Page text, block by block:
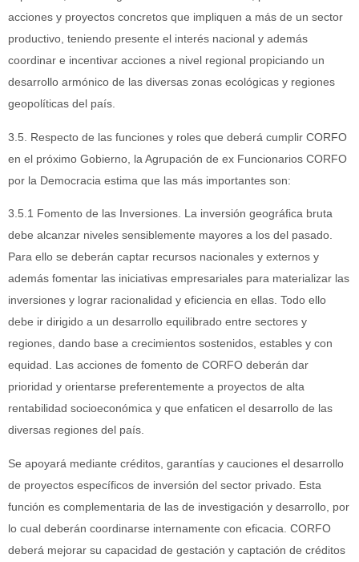
acciones y proyectos concretos que impliquen a más de un sector
productivo, teniendo presente el interés nacional y además
coordinar e incentivar acciones a nivel regional propiciando un
desarrollo armónico de las diversas zonas ecológicas y regiones
geopolíticas del país.
3.5. Respecto de las funciones y roles que deberá cumplir CORFO
en el próximo Gobierno, la Agrupación de ex Funcionarios CORFO
por la Democracia estima que las más importantes son:
3.5.1 Fomento de las Inversiones. La inversión geográfica bruta
debe alcanzar niveles sensiblemente mayores a los del pasado.
Para ello se deberán captar recursos nacionales y externos y
además fomentar las iniciativas empresariales para materializar las
inversiones y lograr racionalidad y eficiencia en ellas. Todo ello
debe ir dirigido a un desarrollo equilibrado entre sectores y
regiones, dando base a crecimientos sostenidos, estables y con
equidad. Las acciones de fomento de CORFO deberán dar
prioridad y orientarse preferentemente a proyectos de alta
rentabilidad socioeconómica y que enfaticen el desarrollo de las
diversas regiones del país.
Se apoyará mediante créditos, garantías y cauciones el desarrollo
de proyectos específicos de inversión del sector privado. Esta
función es complementaria de las de investigación y desarrollo, por
lo cual deberán coordinarse internamente con eficacia. CORFO
deberá mejorar su capacidad de gestación y captación de créditos